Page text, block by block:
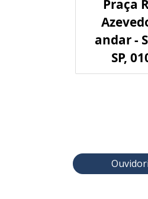
Praça
andar -
SP,